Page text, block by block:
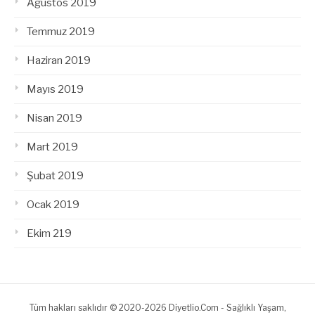
Ağustos 2019
Temmuz 2019
Haziran 2019
Mayıs 2019
Nisan 2019
Mart 2019
Şubat 2019
Ocak 2019
Ekim 219
Tüm hakları saklıdır © 2020-2026 Diyetlio.Com - Sağlıklı Yaşam,